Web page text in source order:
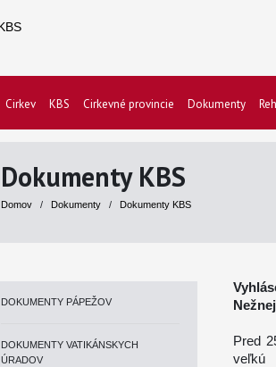
Cirkev KBS Cirkevné provincie Dokumenty
Dokumenty KBS
Domov / Dokumenty / Dokumenty KBS
DOKUMENTY PÁPEŽOV
DOKUMENTY VATIKÁNSKYCH
ÚRADOV
Pred
veľkú